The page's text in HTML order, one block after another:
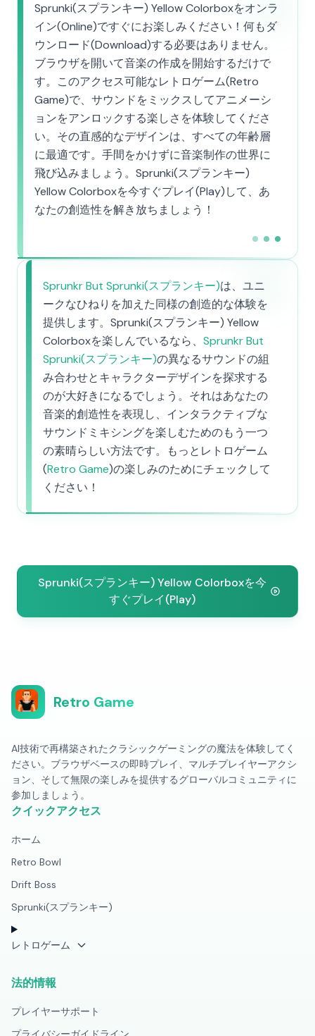
Sprunki(スプランキー) Yellow Colorboxをオンラ
イン(Online)ですぐにお楽しみください！何もダ
ウンロード(Download)する必要はありません。
ブラウザを開いて音楽の作成を開始するだけで
す。このアクセス可能なレトロゲーム(Retro
Game)で、サウンドをミックスしてアニメーシ
ョンをアンロックする楽しさを体験してくださ
い。その直感的なデザインは、すべての年齢層
に最適です。手間をかけずに音楽制作の世界に
飛び込みましょう。Sprunki(スプランキー)
Yellow Colorboxを今すぐプレイ(Play)して、あ
なたの創造性を解き放ちましょう！
Sprunkr But Sprunki(スプランキー)は、ユニ
ークなひねりを加えた同様の創造的な体験を
提供します。Sprunki(スプランキー) Yellow
Colorboxを楽しんでいるなら、 Sprunkr But
Sprunki(スプランキー)の異なるサウンドの組
み合わせとキャラクターデザインを探求する
のが大好きになるでしょう。それはあなたの
音楽的創造性を表現し、インタラクティブな
サウンドミキシングを楽しむためのもう一つ
の素晴らしい方法です。もっとレトロゲーム
(Retro Game)の楽しみのためにチェックして
ください！
Sprunki(スプランキー) Yellow Colorboxを今
すぐプレイ(Play)
Retro Game
AI技術で再構築されたクラシックゲーミングの魔法を体験してく
ださい。ブラウザベースの即時プレイ、マルチプレイヤーアクシ
ョン、そして無限の楽しみを提供するグローバルコミュニティに
参加しましょう。
クイックアクセス
ホーム
Retro Bowl
Drift Boss
Sprunki(スプランキー)
レトロゲーム
法的情報
プレイヤーサポート